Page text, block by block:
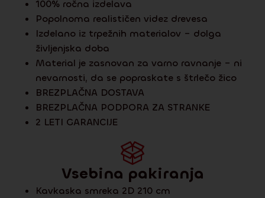
100% ročna izdelava
Popolnoma realističen videz drevesa
Izdelano iz trpežnih materialov – dolga
življenjska doba
Material je zasnovan za varno ravnanje – ni
nevarnosti, da se popraskate s štrlečo žico
BREZPLAČNA DOSTAVA
BREZPLAČNA PODPORA ZA STRANKE
2 LETI GARANCIJE
Vsebina pakiranja
Kavkaska smreka 2D 210 cm